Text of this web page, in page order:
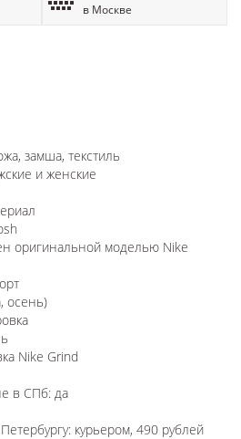
в Москве
замша, текстиль
и женские
оригинальной моделью Nike
осень)
Nike Grind
в СПб: да
курьером, 490 рублей